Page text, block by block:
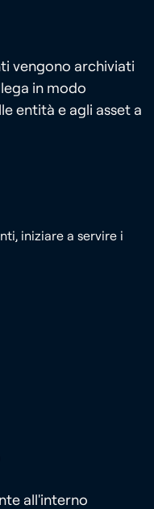
vengono archiviati
in modo
entità e agli asset a
all'interno